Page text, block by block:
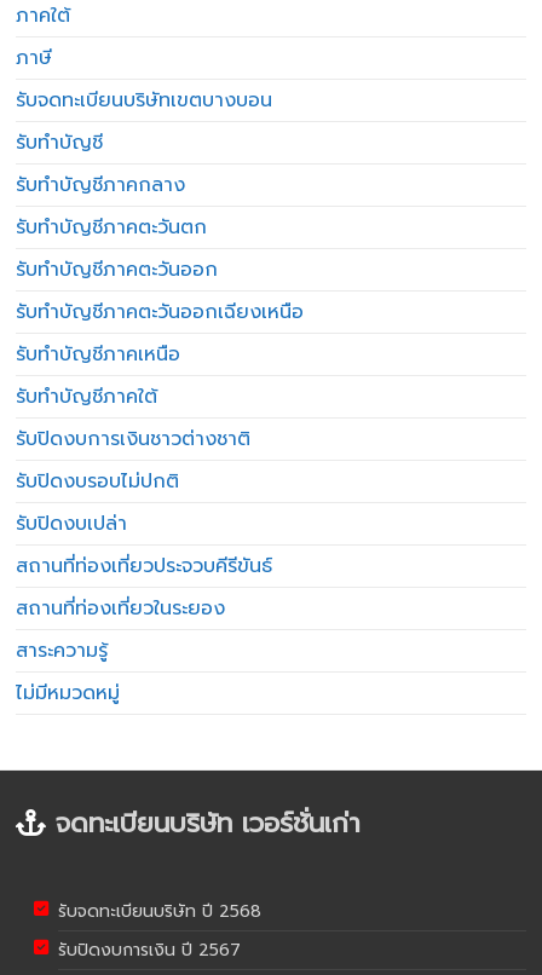
ภาคใต้
ภาษี
รับจดทะเบียนบริษัทเขตบางบอน
รับทำบัญชี
รับทำบัญชีภาคกลาง
รับทำบัญชีภาคตะวันตก
รับทำบัญชีภาคตะวันออก
รับทำบัญชีภาคตะวันออกเฉียงเหนือ
รับทำบัญชีภาคเหนือ
รับทำบัญชีภาคใต้
รับปิดงบการเงินชาวต่างชาติ
รับปิดงบรอบไม่ปกติ
รับปิดงบเปล่า
สถานที่ท่องเที่ยวประจวบคีรีขันธ์
สถานที่ท่องเที่ยวในระยอง
สาระความรู้
ไม่มีหมวดหมู่
จดทะเบียนบริษัท เวอร์ชั่นเก่า
รับจดทะเบียนบริษัท ปี 2568
รับปิดงบการเงิน ปี 2567